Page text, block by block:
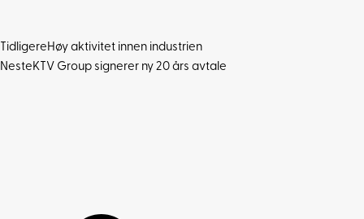
TidligereHøy aktivitet innen industrien
NesteKTV Group signerer ny 20 års avtale